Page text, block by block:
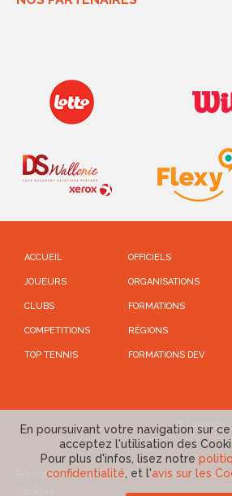
ACCUEIL
JOUEURS
CLUBS
COMPETITIONS
TOP TENNIS
OFFICIELS
ORGANISATIONS
FORMATIONS
RÉGIONS
FORMATIONS DEV
© Copyright
Politique de confidentialité-Conditions
En poursuivant votre navigation sur
acceptez l'utilisation des
Pour plus d'infos, lisez notre
confidentialité , et l'avis sur les